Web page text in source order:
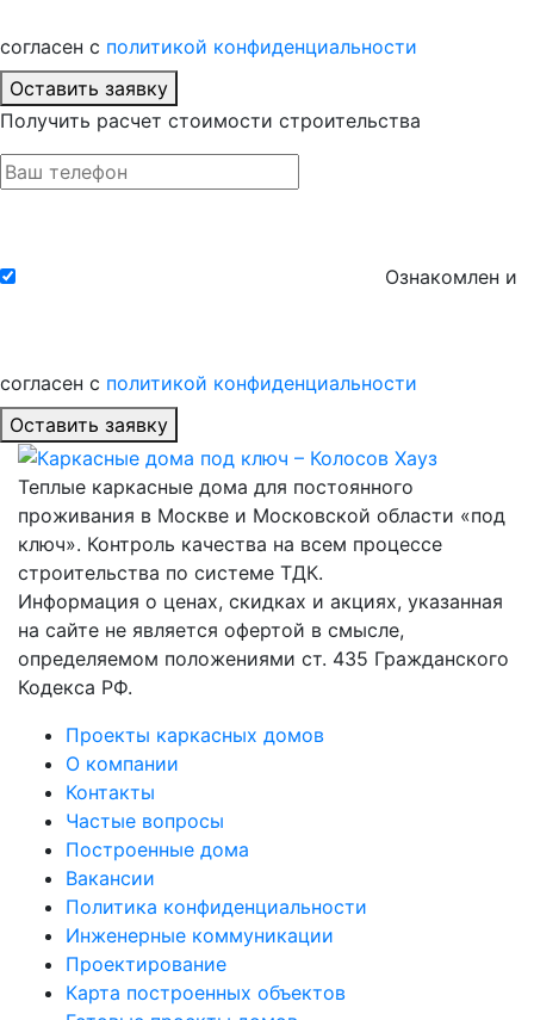
согласен с политикой конфиденциальности
Оставить заявку
Получить расчет стоимости строительства
Ознакомлен и
согласен с политикой конфиденциальности
Оставить заявку
Теплые каркасные дома для постоянного
проживания в Москве и Московской области «под
ключ». Контроль качества на всем процессе
строительства по системе ТДК.
Информация о ценах, скидках и акциях, указанная
на сайте не является офертой в смысле,
определяемом положениями ст. 435 Гражданского
Кодекса РФ.
Проекты каркасных домов
О компании
Контакты
Частые вопросы
Построенные дома
Вакансии
Политика конфиденциальности
Инженерные коммуникации
Проектирование
Карта построенных объектов